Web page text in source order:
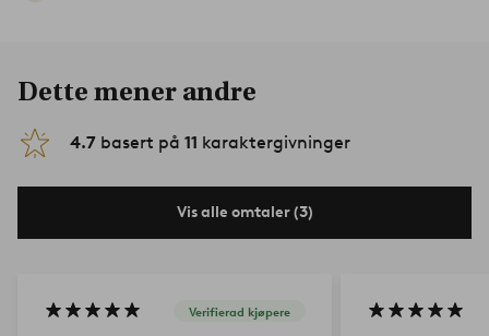
Dette mener andre
4.7 basert på 11 karaktergivninger
Vis alle omtaler (3)
Verifierad kjøpere